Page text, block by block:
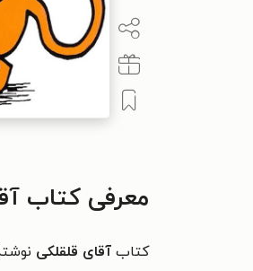
معرفی کتاب
کتاب آقای قلقلکی